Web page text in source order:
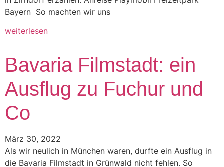
Bayern So machten wir uns
weiterlesen
Bavaria Filmstadt: ein
Ausflug zu Fuchur und
Co
März 30, 2022
Als wir neulich in München waren, durfte ein Ausflug in
die Bavaria Filmstadt in Grünwald nicht fehlen. So